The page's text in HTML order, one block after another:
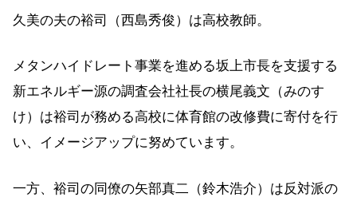
久美の夫の裕司（西島秀俊）は高校教師。
メタンハイドレート事業を進める坂上市長を支援する
新エネルギー源の調査会社社長の横尾義文（みのす
け）は裕司が務める高校に体育館の改修費に寄付を行
い、イメージアップに努めています。
一方、裕司の同僚の矢部真二（鈴木浩介）は反対派の